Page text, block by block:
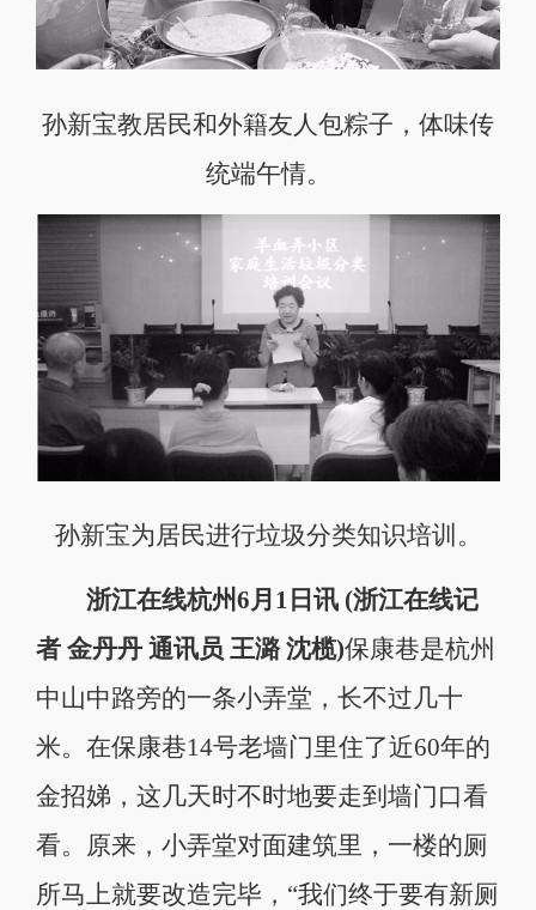
孙新宝教居民和外籍友人包粽子，体味传
统端午情。
孙新宝为居民进行垃圾分类知识培训。
浙江在线杭州6月1日讯 (浙江在线记
者 金丹丹 通讯员 王潞 沈榄)保康巷是杭州
中山中路旁的一条小弄堂，长不过几十
米。在保康巷14号老墙门里住了近60年的
金招娣，这几天时不时地要走到墙门口看
看。原来，小弄堂对面建筑里，一楼的厕
所马上就要改造完毕，“我们终于要有新厕